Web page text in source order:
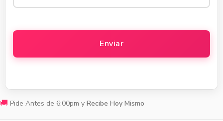
🚚 Pide Antes de 6:00pm y Recibe Hoy Mismo